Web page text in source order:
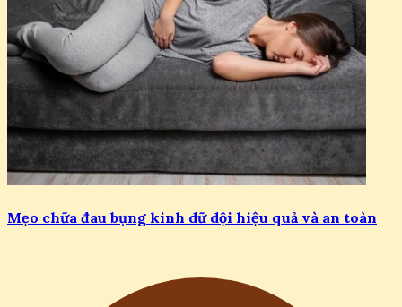
Mẹo chữa đau bụng kinh dữ dội hiệu quả và an toàn